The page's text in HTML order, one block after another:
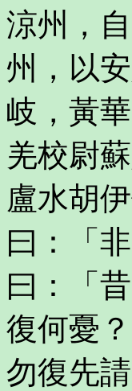
涼州，
州，以
岐，黃
羌校尉
盧水胡
曰：「
曰：「
復何憂
勿復先